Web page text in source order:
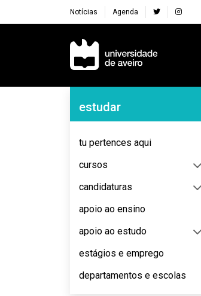
Notícias Agenda
Navegação Principal
Navegação Lateral
estudar
tu pertences aqui
cursos
candidaturas
apoio ao ensino
apoio ao estudo
estágios e emprego
departamentos e escolas